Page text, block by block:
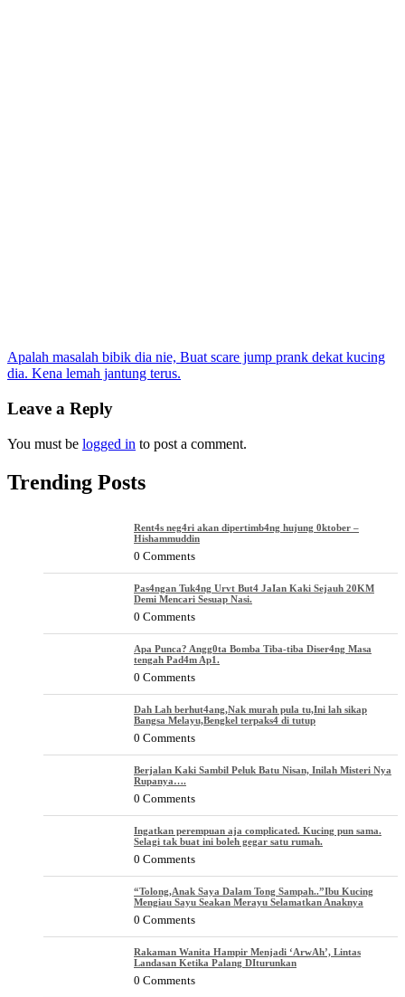
Post
navigation
Apalah masalah bibik dia nie, Buat scare jump prank dekat kucing
dia. Kena lemah jantung terus.
Leave a Reply
You must be logged in to post a comment.
Trending Posts
Rent4s neg4ri akan dipertimb4ng hujung 0ktober –
Hishammuddin
0 Comments
Pas4ngan Tuk4ng Urvt But4 JaIan Kaki Sejauh 20KM
Demi Mencari Sesuap Nasi.
0 Comments
Apa Punca? Angg0ta Bomba Tiba-tiba Diser4ng Masa
tengah Pad4m Ap1.
0 Comments
Dah Lah berhut4ang,Nak murah pula tu,Ini lah sikap
Bangsa Melayu,Bengkel terpaks4 di tutup
0 Comments
Berjalan Kaki Sambil Peluk Batu Nisan, Inilah Misteri Nya
Rupanya….
0 Comments
Ingatkan perempuan aja complicated. Kucing pun sama.
Selagi tak buat ini boleh gegar satu rumah.
0 Comments
“Tolong,Anak Saya Dalam Tong Sampah..”Ibu Kucing
Mengiau Sayu Seakan Merayu Selamatkan Anaknya
0 Comments
Rakaman Wanita Hampir Menjadi ‘ArwAh’, Lintas
Landasan Ketika Palang DIturunkan
0 Comments